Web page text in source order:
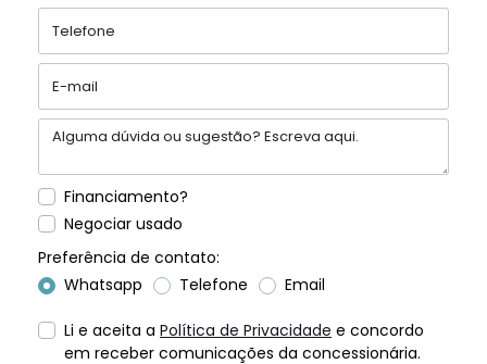
Financiamento?
Negociar usado
Preferência de contato:
Whatsapp
Telefone Email
Li e aceita a Política de Privacidade e concordo
em receber comunicações da concessionária.